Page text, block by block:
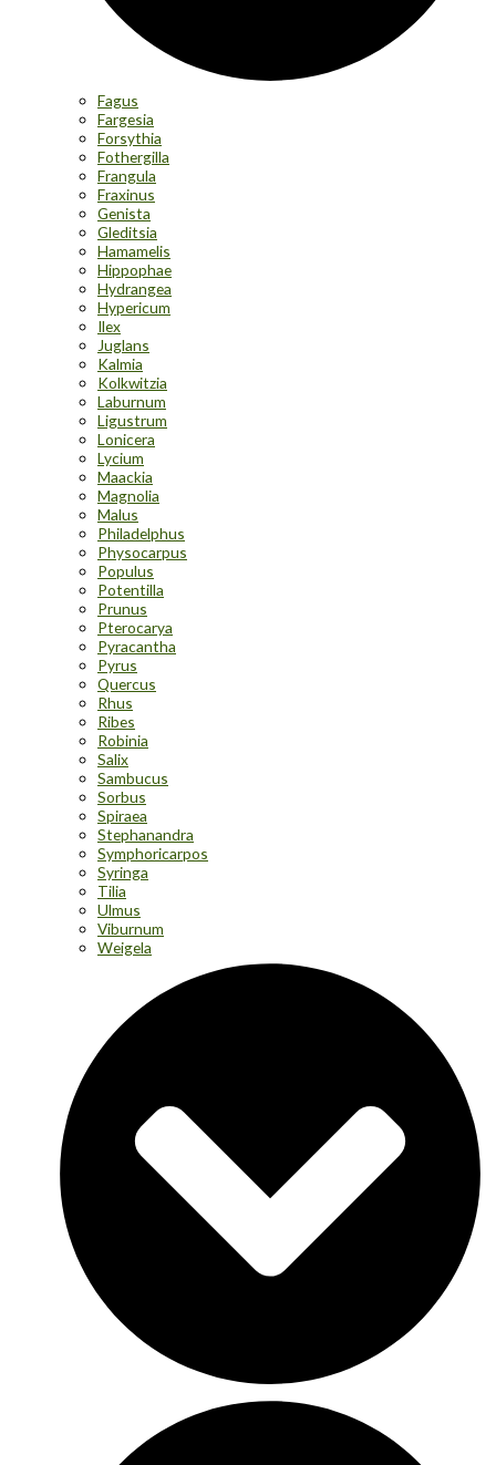
Fagus
Fargesia
Forsythia
Fothergilla
Frangula
Fraxinus
Genista
Gleditsia
Hamamelis
Hippophae
Hydrangea
Hypericum
Ilex
Juglans
Kalmia
Kolkwitzia
Laburnum
Ligustrum
Lonicera
Lycium
Maackia
Magnolia
Malus
Philadelphus
Physocarpus
Populus
Potentilla
Prunus
Pterocarya
Pyracantha
Pyrus
Quercus
Rhus
Ribes
Robinia
Salix
Sambucus
Sorbus
Spiraea
Stephanandra
Symphoricarpos
Syringa
Tilia
Ulmus
Viburnum
Weigela